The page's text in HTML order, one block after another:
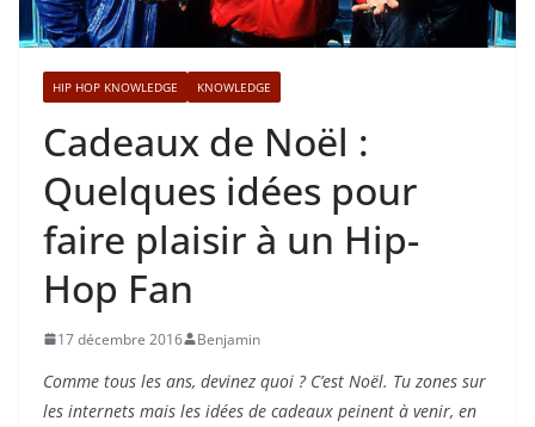
HIP HOP KNOWLEDGE KNOWLEDGE
Cadeaux de Noël :
Quelques idées pour
faire plaisir à un Hip-
Hop Fan
17 décembre 2016 Benjamin
Comme tous les ans, devinez quoi ? C’est Noël. Tu zones sur
les internets mais les idées de cadeaux peinent à venir, en